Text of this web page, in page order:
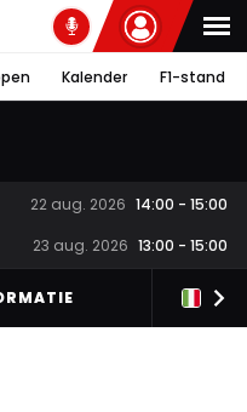
Kalender F1-stand
22 aug. 2026 14:00 - 15:00
23 aug. 2026 13:00 - 15:00